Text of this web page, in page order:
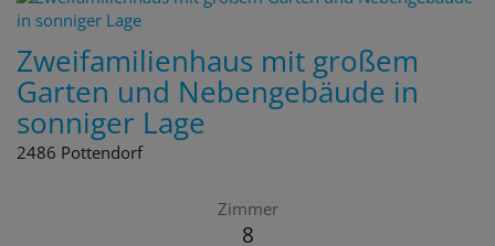
Zweifamilienhaus mit großem
Garten und Nebengebäude in
sonniger Lage
2486 Pottendorf
Zimmer
8